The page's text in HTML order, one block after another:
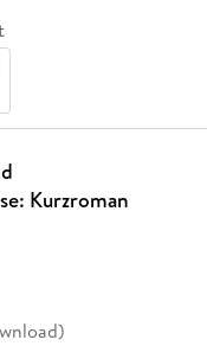
Kurzroman